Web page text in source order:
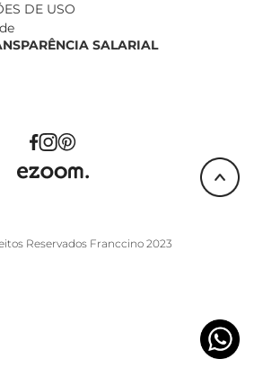
DE USO
SALARIAL
Reservados Franccino 2023